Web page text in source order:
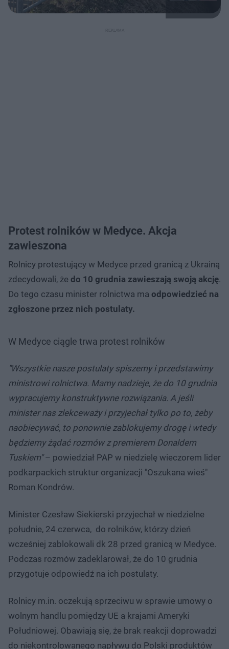
Protest rolników w Medyce. Akcja
zawieszona
Rolnicy protestujący w Medyce przed granicą z Ukrainą
zdecydowali, że do 10 grudnia zawieszają swoją akcję.
Do tego czasu minister rolnictwa ma odpowiedzieć na
zgłoszone przez nich postulaty.
W Medyce ciągle trwa protest rolników
"Wszystkie nasze postulaty spiszemy i przedstawimy
ministrowi rolnictwa. Mamy nadzieje, że do 10 grudnia
wypracujemy konstruktywne rozwiązania. A jeśli
minister nas zlekceważy i przyjechał tylko po to, żeby
naobiecywać, to ponownie zablokujemy drogę i wtedy
będziemy żądać rozmów z premierem Donaldem
Tuskiem"– powiedział PAP w niedzielę wieczorem lider
podkarpackich struktur organizacji "Oszukana wieś"
Roman Kondrów.
Minister Czesław Siekierski przyjechał w niedzielne
południe, 24 czerwca, do rolników, którzy dzień
wcześniej zablokowali dk 28 przed granicą w Medyce.
Podczas rozmów zadeklarował, że do 10 grudnia
przygotuje odpowiedź na ich postulaty.
Rolnicy m.in. oczekują sprzeciwu w sprawie umowy o
wolnym handlu pomiędzy UE a krajami Ameryki
Południowej. Obawiają się, że brak reakcji doprowadzi
do niekontrolowanego napływu do Polski produktów